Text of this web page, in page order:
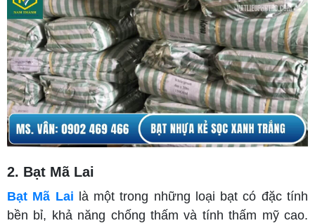
2. Bạt Mã Lai
Bạt Mã Lai là một trong những loại bạt có đặc tính
bền bỉ, khả năng chống thấm và tính thấm mỹ cao.